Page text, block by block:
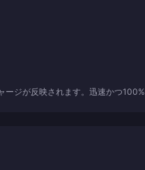
ジが反映されます。迅速かつ